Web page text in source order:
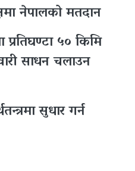
नेपालको मतदान
प्रतिघण्टा ५० किमि
साधन चलाउन
सुधार गर्न